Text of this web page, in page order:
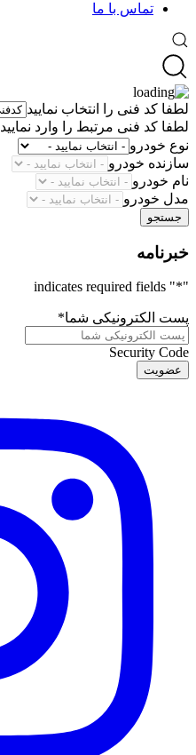
تماس با ما
لطفا کد فنی را انتخاب نمایید
لطفا کد فنی مرتبط را وارد نمایید
نوع خودرو
سازنده خودرو
نام خودرو
مدل خودرو
جستجو
خبرنامه
"
*
" indicates required fields
پست الکترونیکی شما*
Security Code